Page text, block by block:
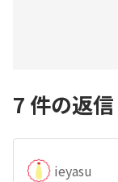
7 件の返信
ieyasu